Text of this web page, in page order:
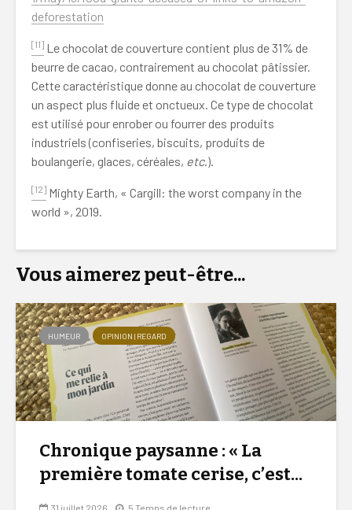
deforestation
[11] Le chocolat de couverture contient plus de 31% de
beurre de cacao, contrairement au chocolat pâtissier.
Cette caractéristique donne au chocolat de couverture
un aspect plus fluide et onctueux. Ce type de chocolat
est utilisé pour enrober ou fourrer des produits
industriels (confiseries, biscuits, produits de
boulangerie, glaces, céréales, etc.).
[12] Mighty Earth, « Cargill: the worst company in the
world », 2019.
Vous aimerez peut-être...
HUMEUR OPINION | REGARD
Chronique paysanne : « La
première tomate cerise, c’est...
31 juillet 2026 5 Temps de lecture